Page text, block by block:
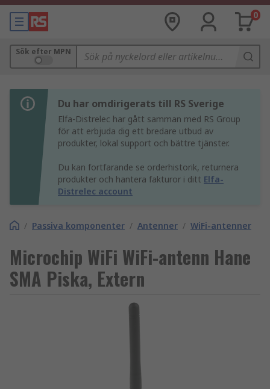
0
Sök efter MPN
Du har omdirigerats till RS Sverige
Elfa-Distrelec har gått samman med RS Group
för att erbjuda dig ett bredare utbud av
produkter, lokal support och bättre tjänster.
Du kan fortfarande se orderhistorik, returnera
produkter och hantera fakturor i ditt Elfa-
Distrelec account
/ Passiva komponenter / Antenner / WiFi-antenner
Microchip WiFi WiFi-antenn Hane
SMA Piska, Extern